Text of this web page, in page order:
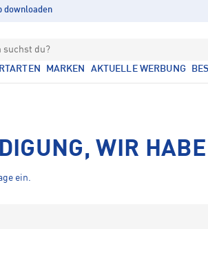
downloaden
suchst du?
MARKEN AKTUELLE WERBUNG
WIR
ein.